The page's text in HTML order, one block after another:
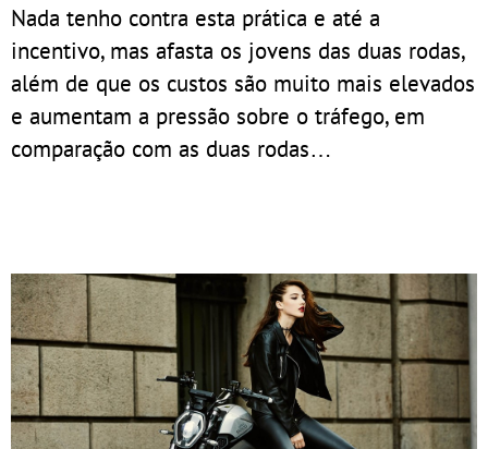
Nada tenho contra esta prática e até a
incentivo, mas afasta os jovens das duas rodas,
além de que os custos são muito mais elevados
e aumentam a pressão sobre o tráfego, em
comparação com as duas rodas…